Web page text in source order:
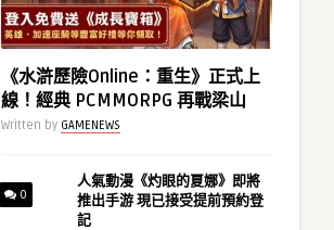
《水滸歷險Online：重生》正式上
線！經典 PCMMORPG 再戰梁山
Written by GAMENEWS
0
人氣動漫《灼眼的夏娜》即將
推出手游 現已接受提前預約登
記